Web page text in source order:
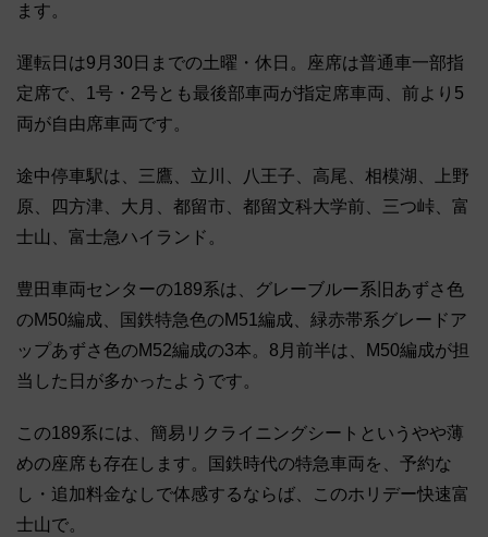
ます。
運転日は9月30日までの土曜・休日。座席は普通車一部指
定席で、1号・2号とも最後部車両が指定席車両、前より5
両が自由席車両です。
途中停車駅は、三鷹、立川、八王子、高尾、相模湖、上野
原、四方津、大月、都留市、都留文科大学前、三つ峠、富
士山、富士急ハイランド。
豊田車両センターの189系は、グレーブルー系旧あずさ色
のM50編成、国鉄特急色のM51編成、緑赤帯系グレードア
ップあずさ色のM52編成の3本。8月前半は、M50編成が担
当した日が多かったようです。
この189系には、簡易リクライニングシートというやや薄
めの座席も存在します。国鉄時代の特急車両を、予約な
し・追加料金なしで体感するならば、このホリデー快速富
士山で。